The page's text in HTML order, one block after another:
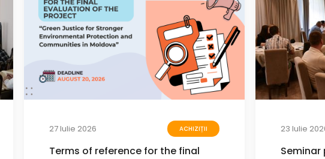
27 Iulie 2026 ACHIZIȚII
Terms of reference for the final
23 Iulie